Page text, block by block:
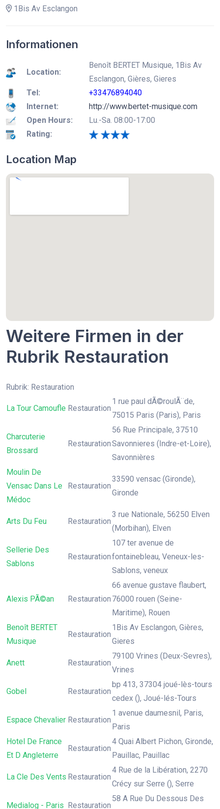
1Bis Av Esclangon
Informationen
Location:
Benoît BERTET Musique, 1Bis Av
Esclangon, Gières, Gieres
Tel:
+33476894040
Internet:
http://www.bertet-musique.com
Open Hours:
Lu.-Sa. 08:00-17:00
Rating:
Location Map
Weitere Firmen in der
Rubrik Restauration
Rubrik: Restauration
La Tour Camoufle Restauration
1 rue paul dÃ©roulÃ¨de,
75015 Paris (Paris), Paris
Charcuterie
Brossard
Restauration
56 Rue Principale, 37510
Savonnieres (Indre-et-Loire),
Savonnières
Moulin De
Vensac Dans Le
Médoc
Restauration
33590 vensac (Gironde),
Gironde
Arts Du Feu Restauration
3 rue Nationale, 56250 Elven
(Morbihan), Elven
Sellerie Des
Sablons
Restauration
107 ter avenue de
fontainebleau, Veneux-les-
Sablons, veneux
Alexis PÃ©an Restauration
66 avenue gustave flaubert,
76000 rouen (Seine-
Maritime), Rouen
Benoît BERTET
Musique
Restauration
1Bis Av Esclangon, Gières,
Gieres
Anett Restauration
79100 Vrines (Deux-Sevres),
Vrines
Gobel Restauration
bp 413, 37304 joué-lès-tours
cedex (), Joué-lés-Tours
Espace Chevalier Restauration
1 avenue daumesnil, Paris,
Paris
Hotel De France
Et D Angleterre
Restauration
4 Quai Albert Pichon, Gironde,
Pauillac, Pauillac
La Cle Des Vents Restauration
4 Rue de la Libération, 2270
Crécy sur Serre (), Serre
Medialog - Paris Restauration
58 A Rue Du Dessous Des